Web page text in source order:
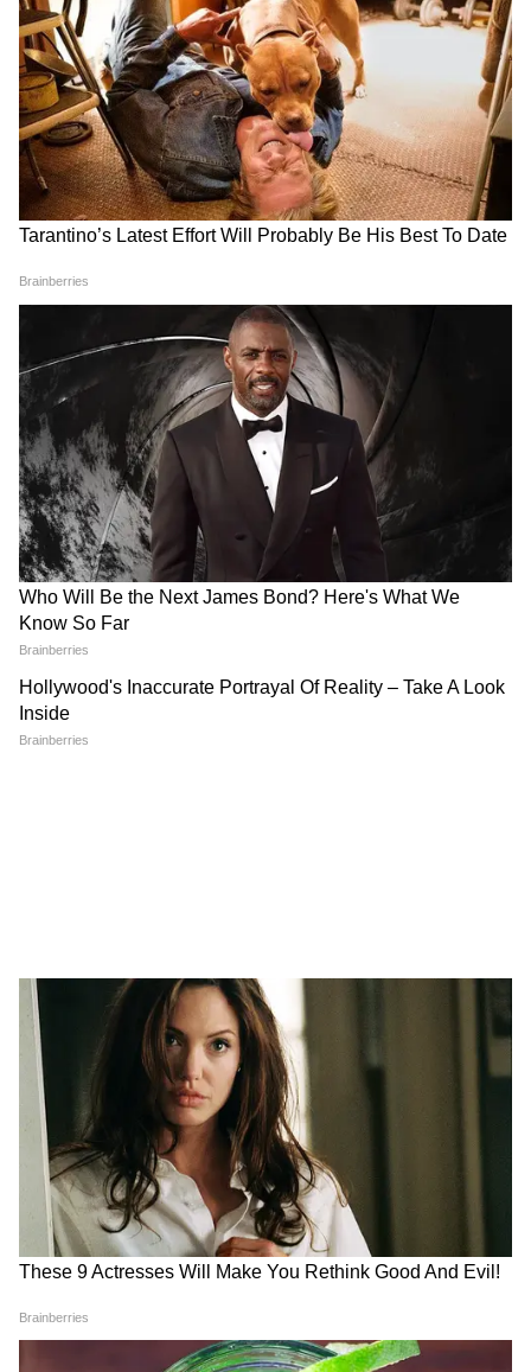
ভাতা, কন্যাশ্রী, যুবশ্রী, যুবসাথীর মতো নানান
প্রকল্প। এই ভাতাগুলোর মধ্যে সব থেকে জনপ্রিয়
ছিল লক্ষ্মীর ভাণ্ডার। যা ২১ থেকে ৬০ বছর বয়সী
মহিলারা পেতেন। এই সকল ভাতা চালু করার সময়
৫০০ টাকা দেওয়া হত। পরে এই ভাতা বেড়ে হয়
১০০০ টাকা। আর চলতি ফেব্রুয়ারিতে তা বেড়ে হয়
১৫০০ টাকা। ফেব্রুয়ারিতে এই ভাতার পরিমাণ
করেছিলেন।
4
Image Credit :X
এদিকে বিজেপি সরকার ক্ষমতায় আসার আগে
থেকে যুবশক্তি প্রকল্পের কথা ঘোষণা করেছিল।
মাসে মাসে ৩ হাজার করে বেকার যুবক-যুবতিদের
দেওয়ার কথা বলা হয়েছিল। জানা যাচ্ছে ১ জুন
Image Credit :
শোনা যাচ্ছে, যুবশক্তি ভাতা পেতে হলে নতুন করে
বানাতে হবে যুবশক্তি ভরসা কার্ড। আর তা বানানো
যাবে ঘরে বসেই। শীঘ্রই চালু হবে অনলাইন